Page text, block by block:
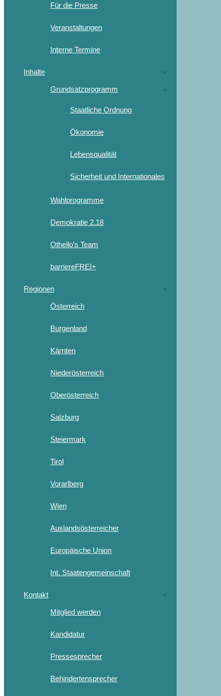
Für die Presse
Veranstaltungen
Interne Termine
Inhalte
Grundsatzprogramm
Staatliche Ordnung
Ökonomie
Lebensqualität
Sicherheit und Internationales
Wahlprogramme
Demokratie 2.18
Othello’s Team
barriereFREI+
Regionen
Österreich
Burgenland
Kärnten
Niederösterreich
Oberösterreich
Salzburg
Steiermark
Tirol
Vorarlberg
Wien
Auslandsösterreicher
Europäische Union
Int. Staatengemeinschaft
Kontakt
Mitglied werden
Kandidatur
Pressesprecher
Behindertensprecher